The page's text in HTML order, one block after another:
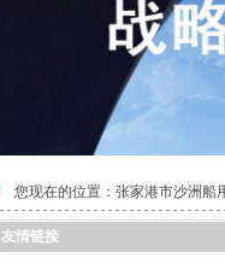
您现在的位置： 张家港市沙洲船
友情链接